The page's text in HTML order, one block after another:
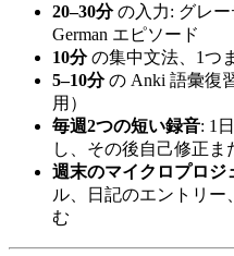
20–30分の入力: グレー
German エピソード
10分の集中文法、1つ
5–10分の Anki 語彙復
用）
毎週2つの短い録音: 1
し、その後自己修正
週末のマイクロプロジ
ル、日記のエントリ
む